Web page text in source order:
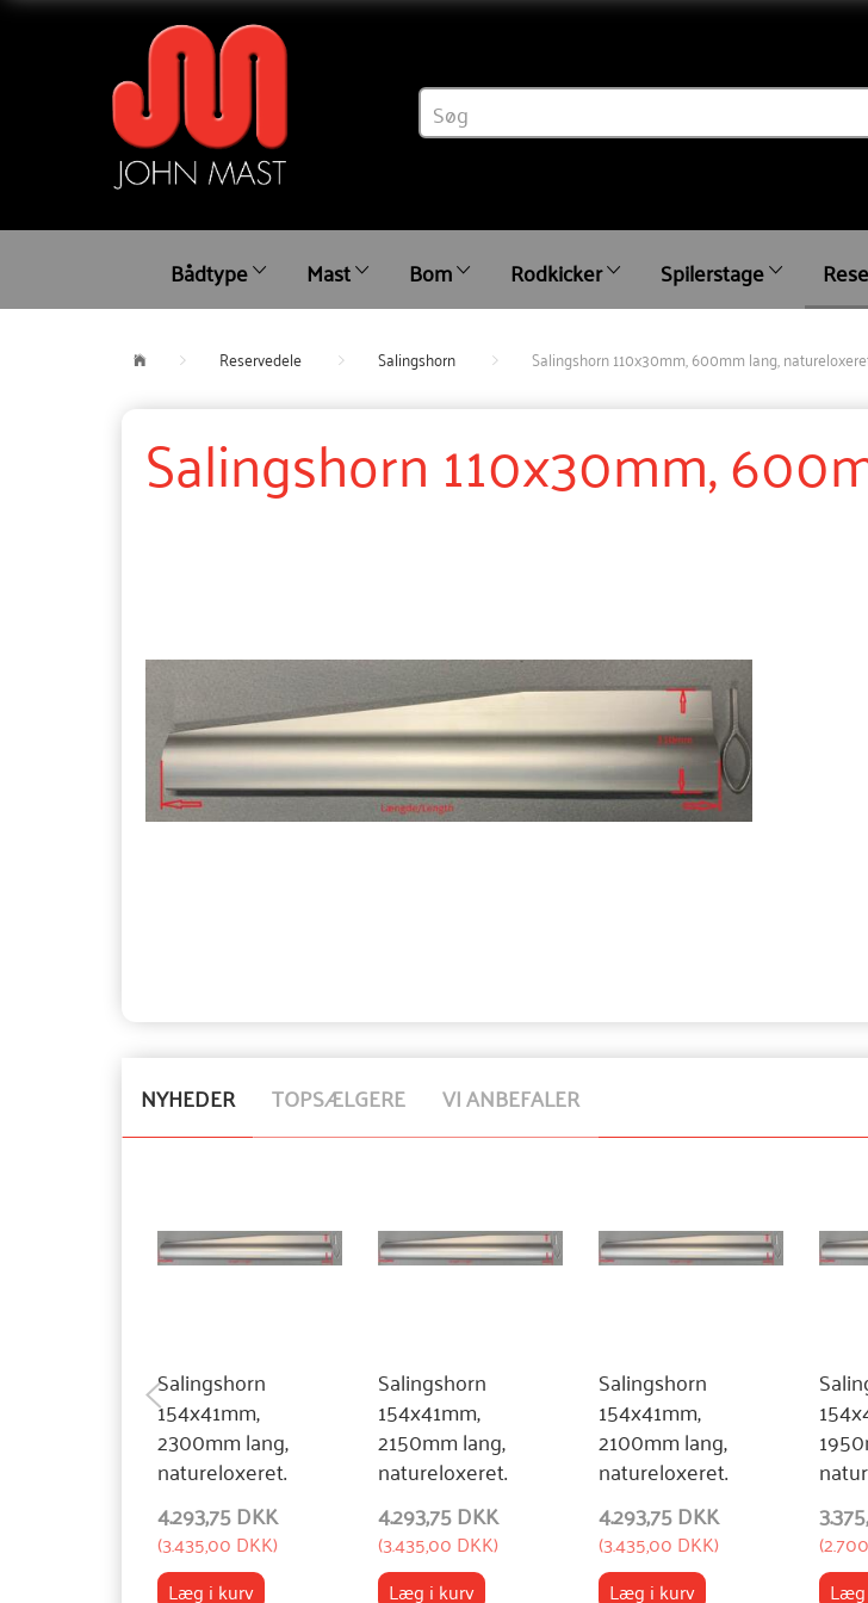
Bådtype Mast Bom Rodkicker Spilerstage
Reservedele Salingshorn Salingshorn 110x30mm, 600mm lang,
Salingshorn 110x30mm,
NYHEDER TOPSÆLGERE VI ANBEFALER
Salingshorn
154x41mm,
2300mm lang,
natureloxeret.
4.293,75 DKK
(3.435,00 DKK)
Læg i kurv
Salingshorn
154x41mm,
2150mm lang,
natureloxeret.
4.293,75 DKK
(3.435,00 DKK)
Læg i kurv
Salingshorn
154x41mm,
2100mm lang,
natureloxeret.
4.293,75 DKK
(3.435,00 DKK)
Læg i kurv
(